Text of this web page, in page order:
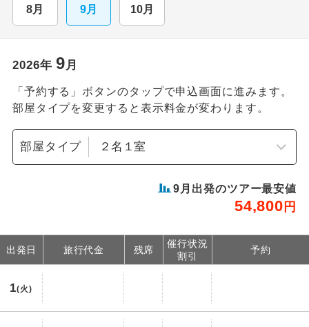
8月 9月 10月
2026年 9月
「予約する」ボタンのタップで申込画面に進みます。
部屋タイプを変更すると表示料金が変わります。
部屋タイプ
9 月出発のツアー最安値
54,800 円
出発日 旅行代金 残席
催行状況
割引
予約
1(火)